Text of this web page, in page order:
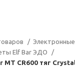
Elf Bar ЭДО
МТ CR600 тяг